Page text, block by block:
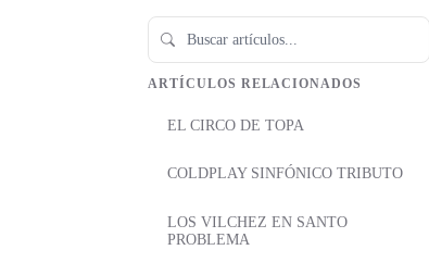
ARTÍCULOS RELACIONADOS
EL CIRCO DE TOPA
COLDPLAY SINFÓNICO TRIBUTO
LOS VILCHEZ EN SANTO
PROBLEMA